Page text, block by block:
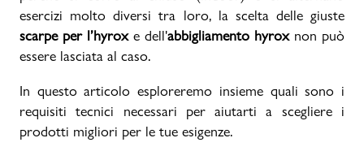
Gift card
esercizi molto diversi tra loro, la scelta delle giuste
scarpe per l’hyroxe dell'abbigliamento hyroxnon può
essere lasciata al caso.
In questo articolo esploreremo insieme quali sono i
requisiti tecnici necessari per aiutarti a scegliere i
prodotti migliori per le tue esigenze.